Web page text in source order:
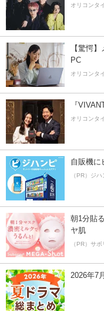
オリコンタ
【驚愕
PC
オリコンタ
『
オリコンタ
自販機に
（PR）ジ
朝1分貼
ヤ肌
（PR）サボ
2026年7